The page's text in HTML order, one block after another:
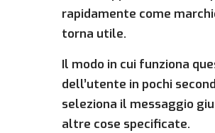
rapidamente come
torna utile.
Il modo in cui funziona
dell’utente in pochi
seleziona il messaggio
altre cose specificate.